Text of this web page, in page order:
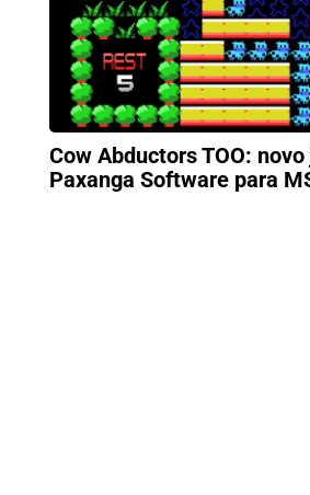
Cow Abductors TOO:
Paxanga Software para